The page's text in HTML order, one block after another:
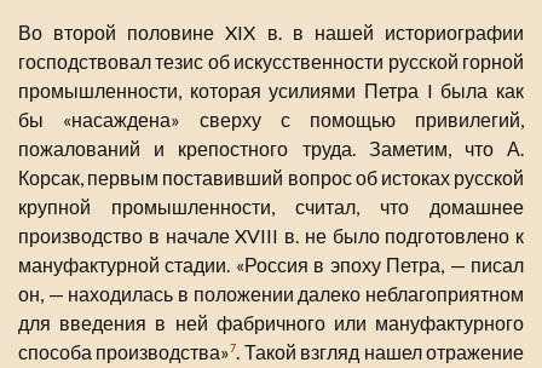
Во второй половине XIX в. в нашей историографии
господствовал тезис об искусственности русской горной
промышленности, которая усилиями Петра I была как
бы «насаждена» сверху с помощью привилегий,
пожалований и крепостного труда. Заметим, что А.
Корсак, первым поставивший вопрос об истоках русской
крупной промышленности, считал, что домашнее
производство в начале XVIII в. не было подготовлено к
мануфактурной стадии. «Россия в эпоху Петра, — писал
он, — находилась в положении далеко неблагоприятном
для введения в ней фабричного или мануфактурного
способа производства»7. Такой взгляд нашел отражение